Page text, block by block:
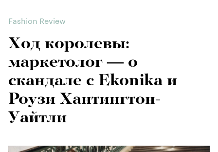
Fashion Review
Ход королевы:
маркетолог — о
скандале с Ekonika и
Роузи Хантингтон-
Уайтли